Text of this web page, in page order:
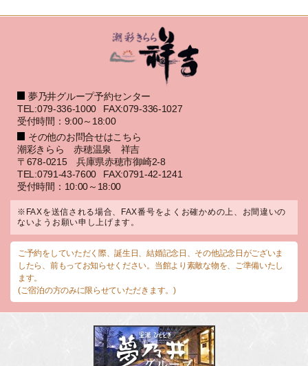
夢乃井グループ予約センター
TEL:079-336-1000
FAX:079-336-1027
受付時間：9:00～18:00
その他のお問合せはこちら
潮彩きらら 赤穂温泉 祥吉
〒678-0215 兵庫県赤穂市御崎2-8
TEL:0791-43-7600
FAX:0791-42-1241
受付時間：10:00～18:00
※FAXを送信される場合、FAX番号をよくお確かめの上、お間違いの
ないようお願い申し上げます。
ご予約をしていただく際、誕生日、結婚記念日、その他記念日がございま
したら、前もってお知らせください。当館より素敵な物を、ご準備いたし
ます。
(ご宿泊の方のみに限らせていただきます。)